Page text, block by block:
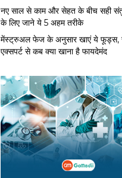
नए साल से काम और सेहत के बीच सही
के लिए जाने ये 5 अहम तरीके
मेंस्ट्रुअल फेज के अनुसार खाएं ये फूड्स,
एक्सपर्ट से कब क्या खाना है फायदेमंद